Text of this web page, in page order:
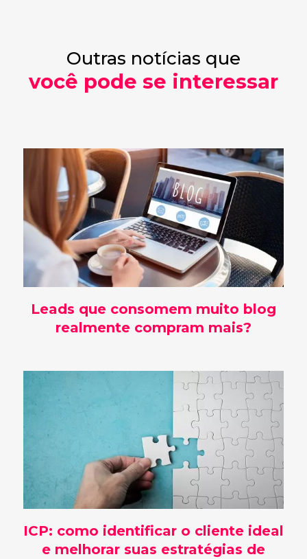
Outras notícias que
você pode se interessar
Leads que consomem muito blog
realmente compram mais?
ICP: como identificar o cliente ideal
e melhorar suas estratégias de